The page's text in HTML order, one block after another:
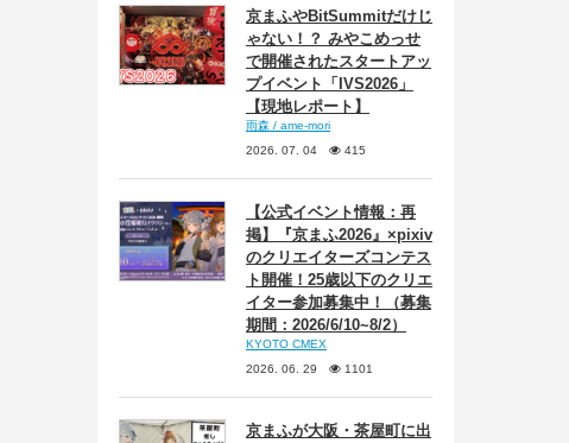
京まふやBitSummitだけじ
ゃない！？ みやこめっせ
で開催されたスタートアッ
プイベント「IVS2026」
【現地レポート】
雨森 / ame-mori
2026. 07. 04
415
【公式イベント情報：再
掲】『京まふ2026』×pixiv
のクリエイターズコンテス
ト開催！25歳以下のクリエ
イター参加募集中！（募集
期間：2026/6/10~8/2）
KYOTO CMEX
2026. 06. 29
1101
京まふが大阪・茶屋町に出